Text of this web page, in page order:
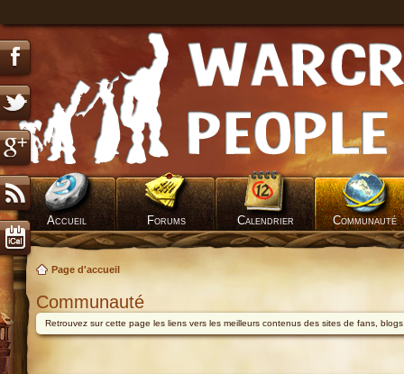
Accueil Forums Calendrier Communauté
Page d'accueil
Communauté
Retrouvez sur cette page les liens vers les meilleurs contenus des sites de fans,